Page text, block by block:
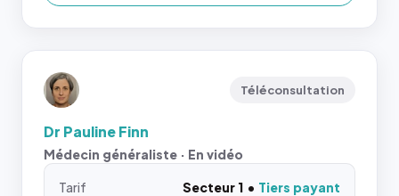
Téléconsultation
Dr Pauline Finn
Médecin généraliste · En vidéo
Tarif Secteur 1
Tiers payant